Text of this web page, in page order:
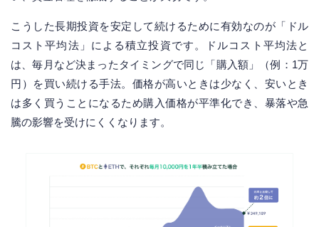
こうした長期投資を安定して続けるために有効なのが「ドル
コスト平均法」による積立投資です。ドルコスト平均法と
は、毎月など決まったタイミングで同じ「購入額」（例：1万
円）を買い続ける手法。価格が高いときは少なく、安いとき
は多く買うことになるため購入価格が平準化でき、暴落や急
騰の影響を受けにくくなります。